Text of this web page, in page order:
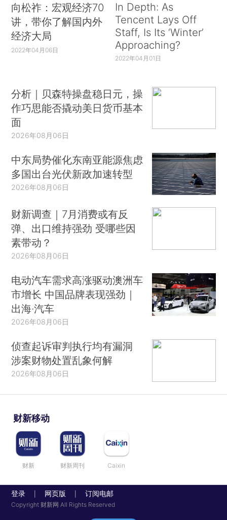
向松祚：宏观经济70
讲，带你了解国内外
经济大局
2022年04月06日
In Depth: As
Tencent Lays Off
Staff, Is Its ‘Winter’
Approaching?
2022年04月01日
分析｜贝森特操盘稳日元，操
作巧思能否撬动美日货币基本
面
2026年08月06日
中东局势催化东南亚能源焦虑
多国出台光伏新政加速转型
2026年08月06日
财新调查｜7月消费或有反
弹、出口维持强劲 受哪些因
素带动？
2026年08月06日
电动汽车需求高涨驱动澳洲车
市增长 中国品牌表现强劲｜
出海·汽车
2026年08月06日
侦查起诉审判执行均有漏洞
涉案财物处置乱象何解
2026年08月06日
财新移动
财新 财新周刊 Caixin
登录 网页版 订阅电邮
Copyright 财新网 All Rights Reserved